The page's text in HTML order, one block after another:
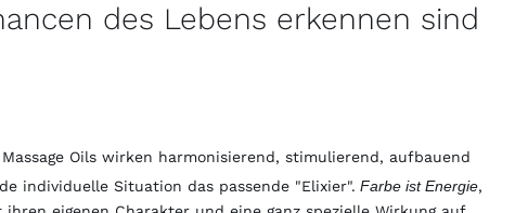
des Lebens erkennen sind
Massage Oils wirken harmonisierend, stimulierend, aufbauend
individuelle Situation das passende "Elixier". Farbe ist Energie,